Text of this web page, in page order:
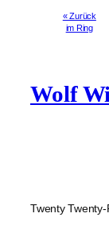
« Zurück
im Ring
Wolf
Twenty Twenty-